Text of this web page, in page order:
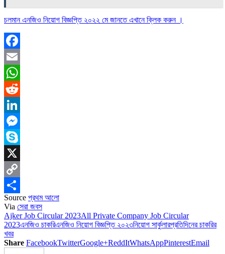
চলমান এনজিও নিয়োগ বিজ্ঞপ্তি ২০২২ মে জানতে এখানে ক্লিক করুন ।
Facebook
Email
WhatsApp
Reddit
LinkedIn
Messenger
Skype
X
Copy
Link
Share
Source প্রথম আলো
Via সেরা জবস
Ajker Job Circular 2023All Private Company Job Circular
2023এনজিও চাকরিএনজিও নিয়োগ বিজ্ঞপ্তি ২০২৩নিয়োগ সার্কুলারপ্রতিদিনের চাকরির
খবর
Share FacebookTwitterGoogle+ReddItWhatsAppPinterestEmail